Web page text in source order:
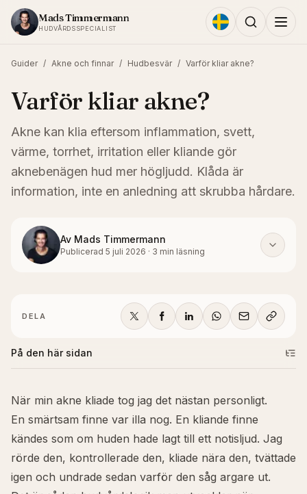
Hoppa till innehållet
Mads Timmermann
HUDVÅRDSSPECIALIST
Guider / Akne och finnar / Hudbesvär / Varför kliar akne?
Varför kliar akne?
Akne kan klia eftersom inflammation, svett,
värme, torrhet, irritation eller kliande gör
aknebenägen hud mer högljudd. Klåda är
information, inte en anledning att skrubba hårdare.
Av Mads Timmermann
Publicerad 5 juli 2026 · 3 min läsning
DELA
På den här sidan
När min akne kliade tog jag det nästan personligt.
En smärtsam finne var illa nog. En kliande finne
kändes som om huden hade lagt till ett notisljud. Jag
rörde den, kontrollerade den, kliade nära den, tvättade
igen och undrade sedan varför den såg argare ut.